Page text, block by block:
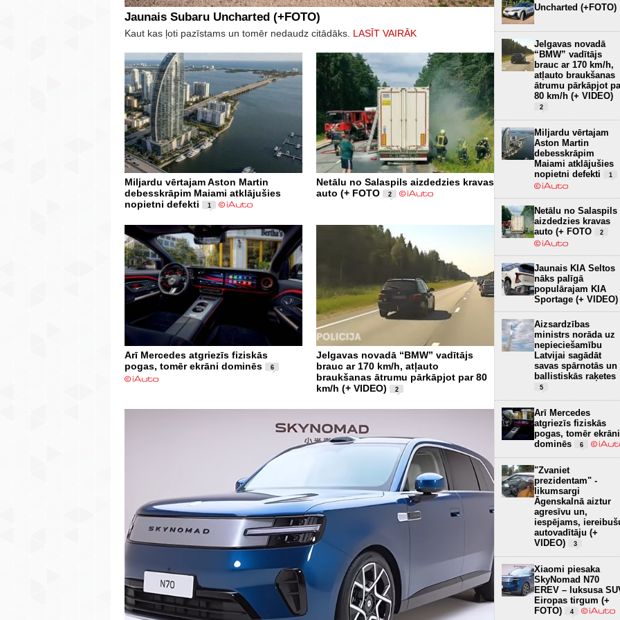
Jaunais Subaru Uncharted (+FOTO)
Kaut kas ļoti pazīstams un tomēr nedaudz citādāks. LASĪT VAIRĀK
Miljardu vērtajam Aston Martin
debesskrāpim Maiami atklājušies
nopietni defekti
1
Netālu no Salaspils aizdedzies kravas
auto (+ FOTO
2
Arī Mercedes atgriezīs fiziskās
pogas, tomēr ekrāni dominēs
6
Jelgavas novadā “BMW” vadītājs
brauc ar 170 km/h, atļauto
braukšanas ātrumu pārkāpjot par 80
km/h (+ VIDEO)
2
Uncharted (+FOTO)
Jelgavas novadā
“BMW” vadītājs
brauc ar 170 km/h,
atļauto braukšanas
ātrumu pārkāpjot
80 km/h (+ VIDEO)
2
Miljardu vērtajam
Aston Martin
debesskrāpim
Maiami atklājušies
nopietni defekti
1
Netālu no Salaspils
aizdedzies kravas
auto (+ FOTO
2
Jaunais KIA Seltos
nāks palīgā
populārajam KIA
Sportage (+ VIDEO)
Aizsardzības
ministrs norāda uz
nepieciešamību
Latvijai sagādāt
savas spārnotās un
ballistiskās raķetes
5
Arī Mercedes
atgriezīs fiziskās
pogas, tomēr ekrāni
dominēs
6
"Zvaniet
prezidentam" -
likumsargi
Āgenskalnā aiztur
agresīvu un,
iespējams,
autovadītāju (+
VIDEO)
3
Xiaomi piesaka
SkyNomad N70
EREV – luksusa
Eiropas tirgum (+
FOTO)
4